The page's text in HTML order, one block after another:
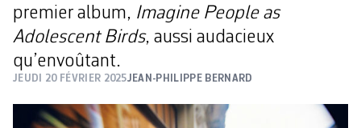
premier album, Imagine People as
Adolescent Birds, aussi audacieux
qu’envoûtant.
JEUDI 20 FÉVRIER 2025JEAN-PHILIPPE BERNARD